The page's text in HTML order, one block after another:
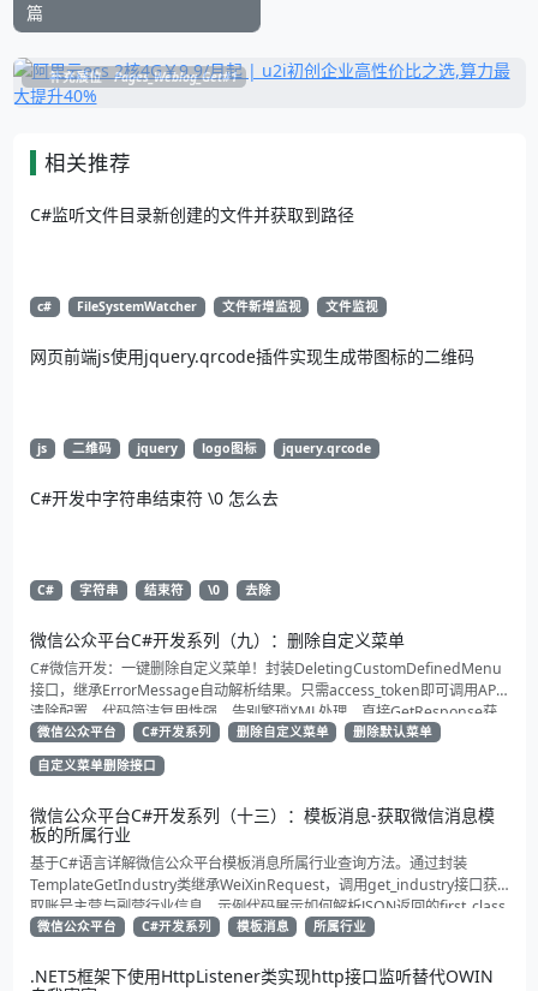
篇
补充展位 Pages_Weblog_Get#1
相关推荐
C#监听文件目录新创建的文件并获取到路径
c# FileSystemWatcher 文件新增监视 文件监视
网页前端js使用jquery.qrcode插件实现生成带图标的二维码
js 二维码 jquery logo图标 jquery.qrcode
C#开发中字符串结束符 \0 怎么去
C# 字符串 结束符 \0 去除
微信公众平台C#开发系列（九）：删除自定义菜单
C#微信开发：一键删除自定义菜单！封装DeletingCustomDefinedMenu
接口，继承ErrorMessage自动解析结果。只需access_token即可调用API
清除配置。代码简洁复用性强，告别繁琐XML处理，直接GetResponse获
取状态。适合动态管理公众号的开发者，建议收藏备用！
微信公众平台 C#开发系列 删除自定义菜单
删除默认菜单
自定义菜单删除接口
微信公众平台C#开发系列（十三）：模板消息-获取微信消息模
板的所属行业
基于C#语言详解微信公众平台模板消息所属行业查询方法。通过封装
TemplateGetIndustry类继承WeiXinRequest，调用get_industry接口获
取账号主营与副营行业信息。示例代码展示如何解析JSON返回的first_class
与second_class数据，为开发者提供合规通知场景开发支持
微信公众平台 C#开发系列 模板消息 所属行业
.NET5框架下使用HttpListener类实现http接口监听替代OWIN